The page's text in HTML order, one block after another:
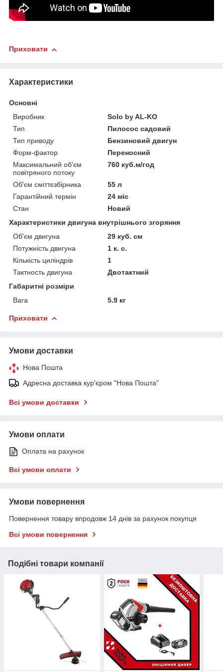
Приховати
Характеристики
Основні
Виробник
Solo by AL-KO
Тип
Пилосос садовий
Тип приводу
Бензиновий двигун
Форм-фактор
Переносний
Максимальний об'єм
повітряного потоку
760 куб.м/год
Об'єм сміттєзбірника
55 л
Гарантійний термін
24 міс
Стан
Новий
Характеристики двигуна внутрішнього згоряння
Об'єм двигуна
29 куб. см
Потужність двигуна
1 к. с.
Кількість циліндрів
1
Тактность двигуна
Двотактний
Габаритні розміри
Вага
5.9 кг
Приховати
Умови доставки
Нова Пошта
Адресна доставка кур'єром "Нова Пошта"
Всі умови доставки
Умови оплати
Оплата на рахунок
Всі умови оплати
Умови повернення
Повернення товару впродовж 14 днів за рахунок покупця
Всі умови повернення
Подібні товари компанії